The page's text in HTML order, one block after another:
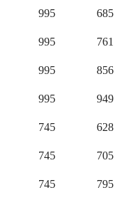
995
685
995
761
995
856
995
949
745
628
745
705
745 795